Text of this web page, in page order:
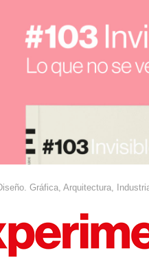
Gráfica, Arquitectura,